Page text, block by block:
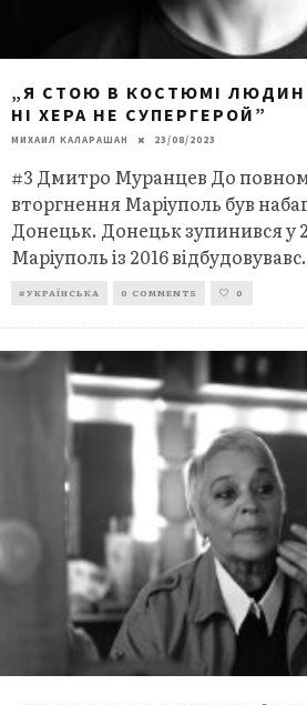
„Я СТОЮ В КОСТЮМІ
НІ ХЕРА НЕ СУПЕРГЕРОЙ”
МИХАИЛ КАЛАРАШАН 23/08/2023
#3 Дмитро Муранцев До
вторгнення Маріуполь був
Донецьк. Донецьк зупинився у
Маріуполь із 2016 відбудовувавс
#УКРАЇНСЬКА 0 COMMENTS 0